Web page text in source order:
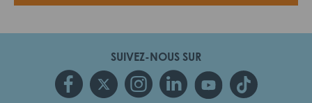
SUIVEZ-NOUS SUR